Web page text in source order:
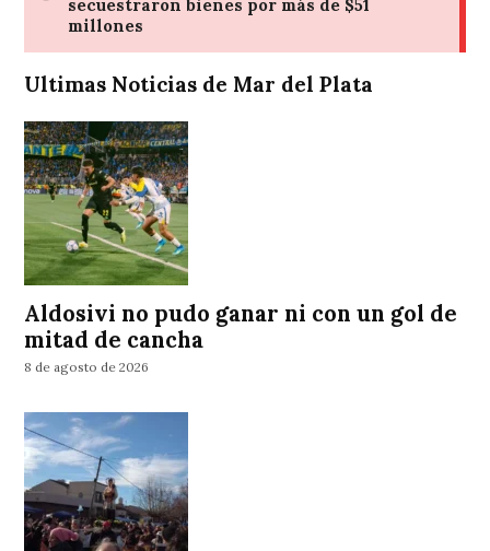
Ultimas Noticias de Mar del Plata
Aldosivi no pudo ganar ni con un gol de
mitad de cancha
8 de agosto de 2026